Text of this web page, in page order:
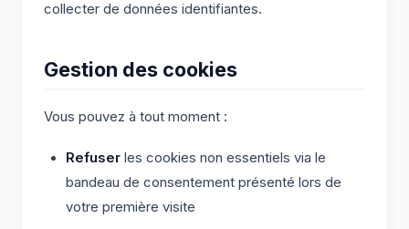
collecter de données identifiantes.
Gestion des cookies
Vous pouvez à tout moment :
Refuser les cookies non essentiels via le
bandeau de consentement présenté lors de
votre première visite